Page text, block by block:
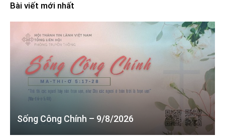
Bài viết mới nhất
Sống Công Chính – 9/8/2026